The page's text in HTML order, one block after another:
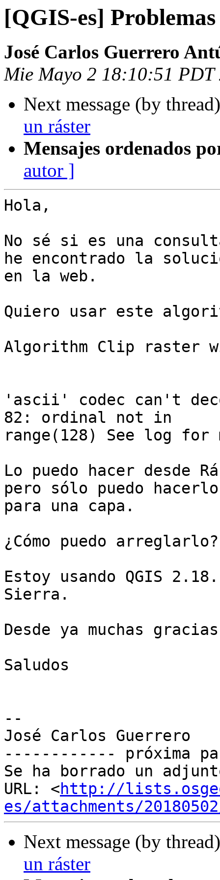
[QGIS-es]
José Carlos Guerrero
Mie Mayo 2 18:10:51 PDT
Next message (by
un ráster
Mensajes ordenados
autor ]
Hola,
No sé si es una
he encontrado la
en la web.
Quiero usar este
Algorithm Clip raster
'ascii' codec can't
82: ordinal not in
range(128) See log for
Lo puedo hacer desde
pero sólo puedo hacerlo
para una capa.
¿Cómo puedo arreglarlo?
Estoy usando QGIS
Sierra.
Desde ya muchas
Saludos
--
José Carlos Guerrero
------------ próxima
Se ha borrado un
URL: <http://
es/attachments/
Next message (by
un ráster